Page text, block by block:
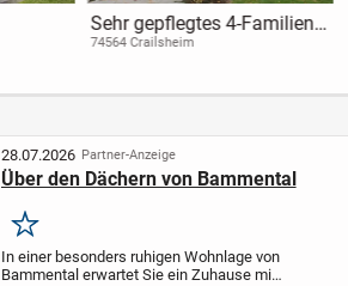
Sehr gepflegtes 4-Familien-
Wohnhaus mit großem
Wohnlage von CR
74564 Crailsheim
28.07.2026 Partner-Anzeige
Über den Dächern von Bammental
Merken
In einer besonders ruhigen Wohnlage von
Bammental erwartet Sie ein Zuhause mit